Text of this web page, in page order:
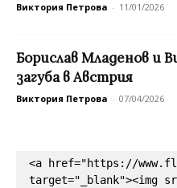
Виктория Петрова - 11/01/2026
Борислав Младенов и
загуба в Австрия
Виктория Петрова - 07/04/2026
<a href="https://
target="_blank"><img